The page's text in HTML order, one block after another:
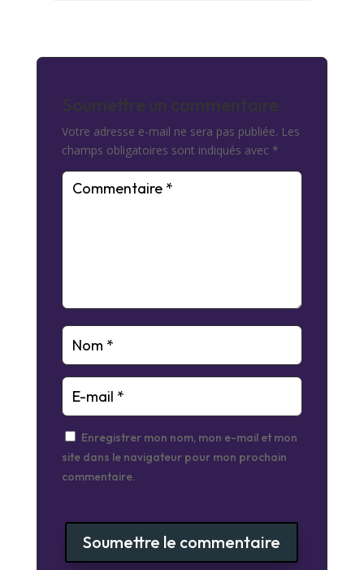
Soumettre un commentaire
Votre adresse e-mail ne sera pas publiée. Les
champs obligatoires sont indiqués avec *
Enregistrer mon nom, mon e-mail et mon
site dans le navigateur pour mon prochain
commentaire.
Soumettre le commentaire